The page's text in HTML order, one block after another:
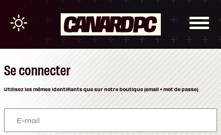
Se connecter
Utilisez les mêmes identifiants que sur notre boutique (email + mot de passe)